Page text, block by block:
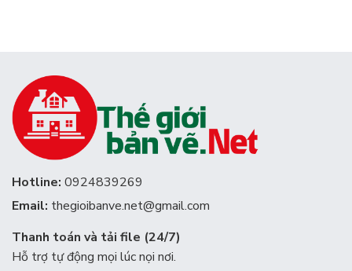
Hotline: 0924839269
Email: thegioibanve.net@gmail.com
Thanh toán và tải file (24/7)
Hỗ trợ tự động mọi lúc nọi nơi.